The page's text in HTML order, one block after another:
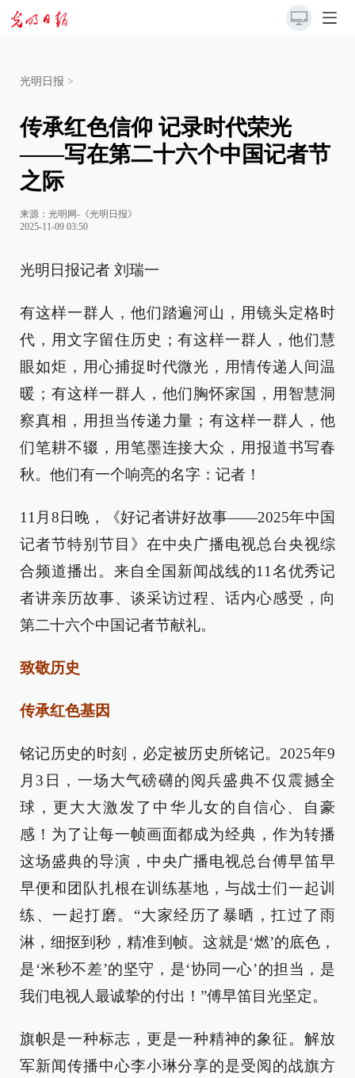
光明日报 >
传承红色信仰 记录时代荣光
——写在第二十六个中国记者节
之际
来源： 光明网-《光明日报》
2025-11-09 03:50
光明日报记者 刘瑞一
有这样一群人，他们踏遍河山，用镜头定格时
代，用文字留住历史；有这样一群人，他们慧
眼如炬，用心捕捉时代微光，用情传递人间温
暖；有这样一群人，他们胸怀家国，用智慧洞
察真相，用担当传递力量；有这样一群人，他
们笔耕不辍，用笔墨连接大众，用报道书写春
秋。他们有一个响亮的名字：记者！
11月8日晚，《好记者讲好故事——2025年中国
记者节特别节目》在中央广播电视总台央视综
合频道播出。来自全国新闻战线的11名优秀记
者讲亲历故事、谈采访过程、话内心感受，向
第二十六个中国记者节献礼。
致敬历史
传承红色基因
铭记历史的时刻，必定被历史所铭记。2025年9
月3日，一场大气磅礴的阅兵盛典不仅震撼全
球，更大大激发了中华儿女的自信心、自豪
感！为了让每一帧画面都成为经典，作为转播
这场盛典的导演，中央广播电视总台傅早笛早
早便和团队扎根在训练基地，与战士们一起训
练、一起打磨。“大家经历了暴晒，扛过了雨
淋，细抠到秒，精准到帧。这就是‘燃’的底色，
是‘米秒不差’的坚守，是‘协同一心’的担当，是
我们电视人最诚挚的付出！”傅早笛目光坚定。
旗帜是一种标志，更是一种精神的象征。解放
军新闻传播中心李小琳分享的是受阅的战旗方